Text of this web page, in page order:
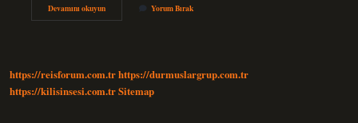
Devamını okuyun1
Dönümden
Yorum Bırak
https://reisforum.com.trhttps://durmuslargrup.com.tr
https://kilisinsesi.com.trSitemap